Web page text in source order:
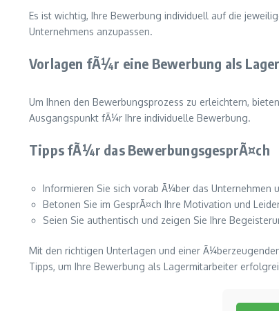
Es ist wichtig, Ihre Bewerbung individuell auf die
Unternehmens anzupassen.
Vorlagen fÃ¼r eine Bewerbung als
Um Ihnen den Bewerbungsprozess zu erleichtern,
Ausgangspunkt fÃ¼r Ihre individuelle Bewerbung.
Tipps fÃ¼r das BewerbungsgesprÃ¤ch
Informieren Sie sich vorab Ã¼ber das Unternehmen
Betonen Sie im GesprÃ¤ch Ihre Motivation und
Seien Sie authentisch und zeigen Sie Ihre
Mit den richtigen Unterlagen und einer
Tipps, um Ihre Bewerbung als Lagermitarbeiter